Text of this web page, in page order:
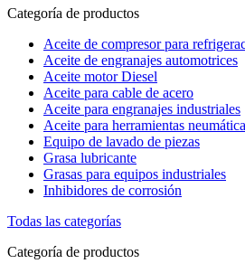
Categoría de productos
Aceite de compresor para
Aceite de engranajes automotrices
Aceite motor Diesel
Aceite para cable de acero
Aceite para engranajes industriales
Aceite para herramientas
Equipo de lavado de piezas
Grasa lubricante
Grasas para equipos industriales
Inhibidores de corrosión
Todas las categorías
Categoría de productos